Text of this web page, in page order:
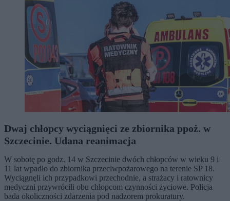
Dwaj chłopcy wyciągnięci ze zbiornika ppoż. w
Szczecinie. Udana reanimacja
W sobotę po godz. 14 w Szczecinie dwóch chłopców w wieku 9 i
11 lat wpadło do zbiornika przeciwpożarowego na terenie SP 18.
Wyciągnęli ich przypadkowi przechodnie, a strażacy i ratownicy
medyczni przywrócili obu chłopcom czynności życiowe. Policja
bada okoliczności zdarzenia pod nadzorem prokuratury.